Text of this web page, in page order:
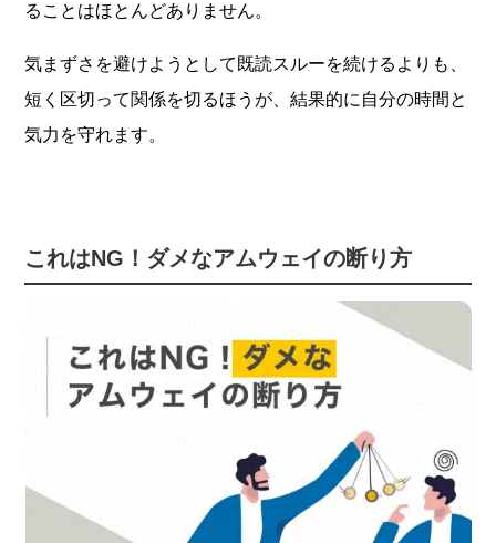
ることはほとんどありません。
気まずさを避けようとして既読スルーを続けるよりも、
短く区切って関係を切るほうが、結果的に自分の時間と
気力を守れます。
これはNG！ダメなアムウェイの断り方